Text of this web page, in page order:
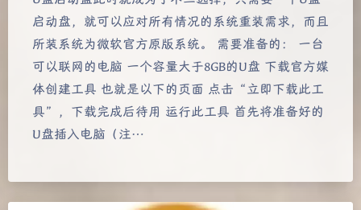
启动盘，就可以应对所有情况的系统重装需求，而且
所装系统为微软官方原版系统。 需要准备的： 一台
可以联网的电脑 一个容量大于8GB的U盘 下载官方媒
体创建工具 也就是以下的页面 点击“立即下载此工
具”，下载完成后待用 运行此工具 首先将准备好的
U盘插入电脑（注…